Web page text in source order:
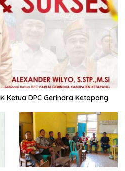
Ketua DPC Gerindra Ketapang